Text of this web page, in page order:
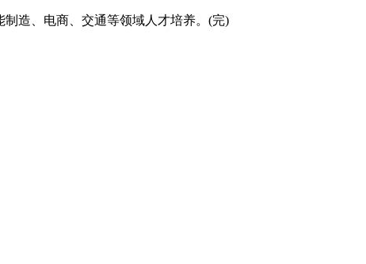
造、电商、交通等领域人才培养。(完)